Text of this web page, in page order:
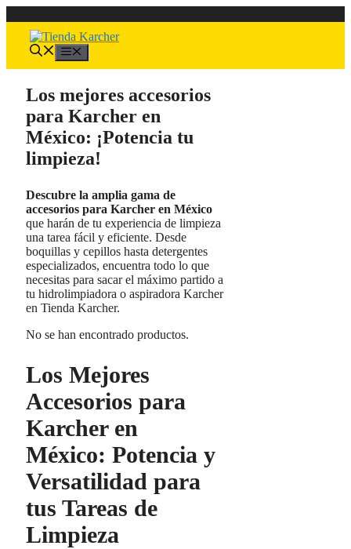
al
contenido
Los mejores accesorios
para Karcher en
México: ¡Potencia tu
limpieza!
Descubre la amplia gama de
accesorios para Karcher en México
que harán de tu experiencia de limpieza
una tarea fácil y eficiente. Desde
boquillas y cepillos hasta detergentes
especializados, encuentra todo lo que
necesitas para sacar el máximo partido a
tu hidrolimpiadora o aspiradora Karcher
en Tienda Karcher.
No se han encontrado productos.
Los Mejores
Accesorios para
Karcher en
México: Potencia y
Versatilidad para
tus Tareas de
Limpieza